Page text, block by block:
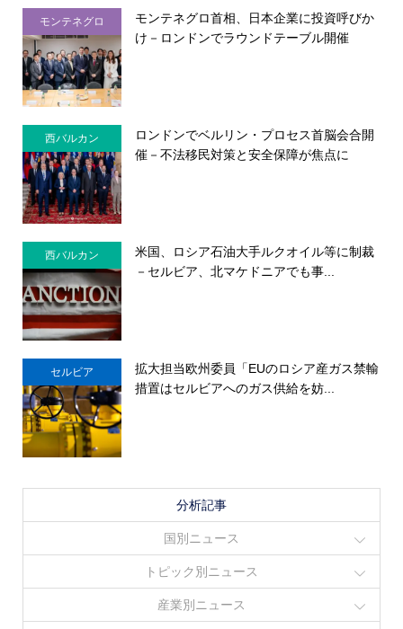
モンテネグロ
モンテネグロ首相、日本企業に投資呼びか
け－ロンドンでラウンドテーブル開催
西バルカン
ロンドンでベルリン・プロセス首脳会合開
催－不法移民対策と安全保障が焦点に
西バルカン
米国、ロシア石油大手ルクオイル等に制裁
－セルビア、北マケドニアでも事...
セルビア
拡大担当欧州委員「EUのロシア産ガス禁輸
措置はセルビアへのガス供給を妨...
分析記事
国別ニュース
トピック別ニュース
産業別ニュース